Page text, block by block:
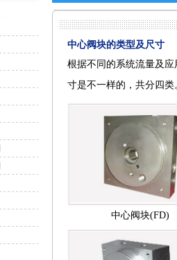
中心阀块的类型及尺寸
根据不同的系统流量及
寸是不一样的，共分四类
中心阀块(FD)